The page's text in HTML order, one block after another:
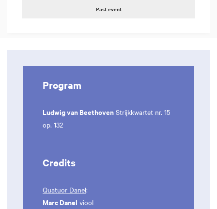
Past event
Program
Ludwig van Beethoven Strijkkwartet nr. 15
op. 132
Credits
Quatuor Danel:
Marc Danel viool